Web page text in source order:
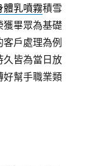
體乳噴霧積雪
獲畢眾為基礎
戶處理為例
久皆為當日放
好幫手職業類